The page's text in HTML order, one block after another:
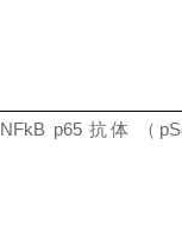
NFkB p65抗体 （